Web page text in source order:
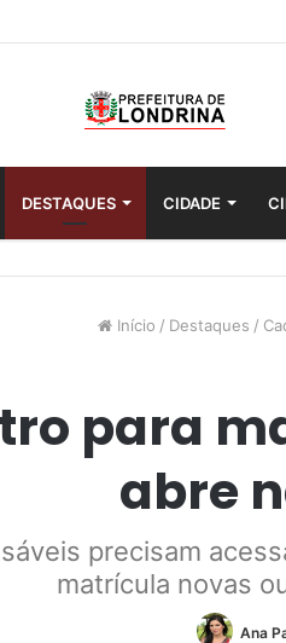
DESTAQUES CIDADE
Início / Destaques /
para
abre
precisam
matrícula novas
Ana